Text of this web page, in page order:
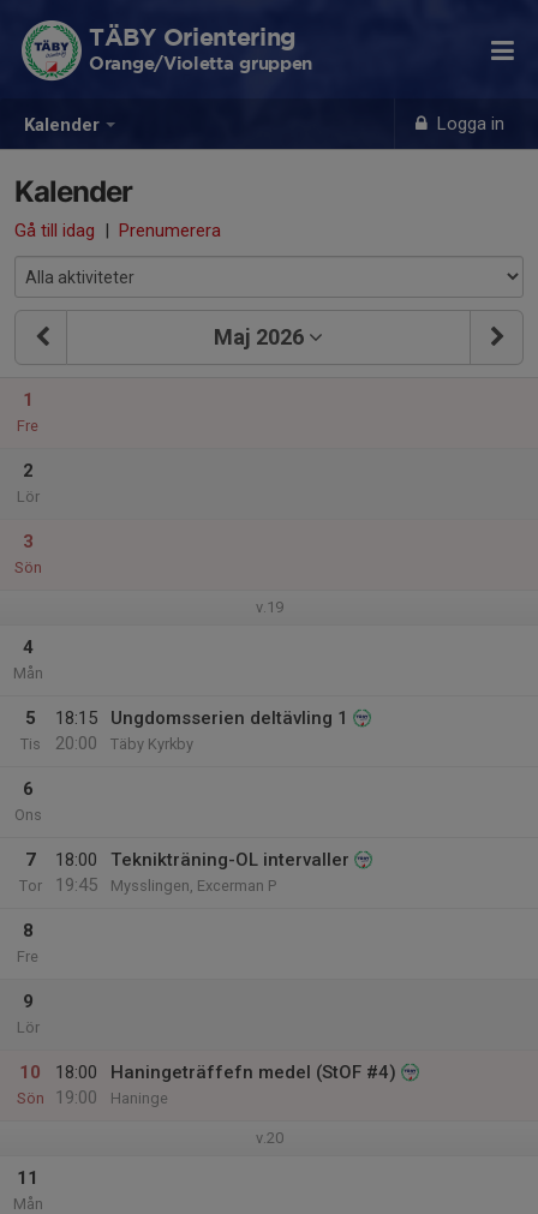
Kalender Logga in
TÄBY Orientering
Orange/Violetta gruppen
Kalender
Gå till idag | Prenumerera
Maj 2026
1
Fre
2
Lör
3
Sön
v.19
4
Mån
5
Tis
18:15
20:00
Ungdomsserien deltävling 1
Täby Kyrkby
6
Ons
7
Tor
18:00
19:45
Teknikträning-OL intervaller
Mysslingen, Excerman P
8
Fre
9
Lör
10
Sön
18:00
19:00
Haningeträffefn medel (StOF #4)
Haninge
v.20
11
Mån